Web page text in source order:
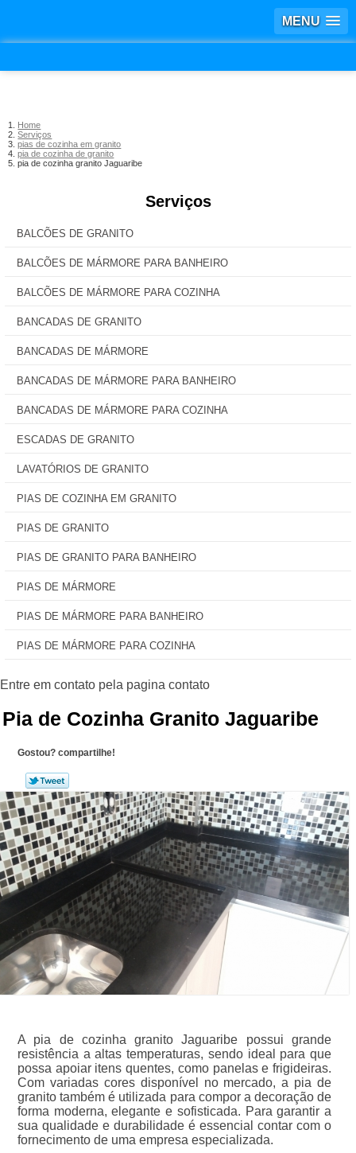
MENU
Home
Serviços
pias de cozinha em granito
pia de cozinha de granito
pia de cozinha granito Jaguaribe
Serviços
BALCÕES DE GRANITO
BALCÕES DE MÁRMORE PARA BANHEIRO
BALCÕES DE MÁRMORE PARA COZINHA
BANCADAS DE GRANITO
BANCADAS DE MÁRMORE
BANCADAS DE MÁRMORE PARA BANHEIRO
BANCADAS DE MÁRMORE PARA COZINHA
ESCADAS DE GRANITO
LAVATÓRIOS DE GRANITO
PIAS DE COZINHA EM GRANITO
PIAS DE GRANITO
PIAS DE GRANITO PARA BANHEIRO
PIAS DE MÁRMORE
PIAS DE MÁRMORE PARA BANHEIRO
PIAS DE MÁRMORE PARA COZINHA
Pia de Cozinha Granito Jaguaribe
Gostou? compartilhe!
A pia de cozinha granito Jaguaribe possui grande
resistência a altas temperaturas, sendo ideal para que
possa apoiar itens quentes, como panelas e frigideiras.
Com variadas cores disponível no mercado, a pia de
granito também é utilizada para compor a decoração de
forma moderna, elegante e sofisticada. Para garantir a
sua qualidade e durabilidade é essencial contar com o
fornecimento de uma empresa especializada.